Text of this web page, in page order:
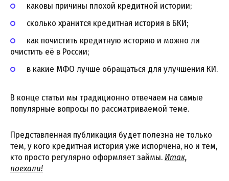
каковы причины плохой кредитной истории;
сколько хранится кредитная история в БКИ;
как почистить кредитную историю и можно ли
очистить её в России;
в какие МФО лучше обращаться для улучшения КИ.
В конце статьи мы традиционно отвечаем на самые
популярные вопросы по рассматриваемой теме.
Представленная публикация будет полезна не только
тем, у кого кредитная история уже испорчена, но и тем,
кто просто регулярно оформляет займы. Итак,
поехали!